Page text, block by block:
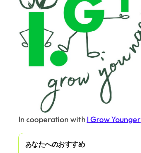
In cooperation with I Grow Younger
あなたへのおすすめ